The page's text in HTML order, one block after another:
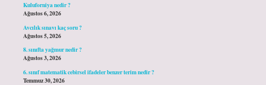
Kuluforniya nedir ?
Ağustos 6, 2026
Avcılık sınavı kaç soru ?
Ağustos 5, 2026
8. sınıfta yağmur nedir ?
Ağustos 3, 2026
6. sınıf matematik cebirsel ifadeler benzer terim nedir ?
Temmuz 30, 2026